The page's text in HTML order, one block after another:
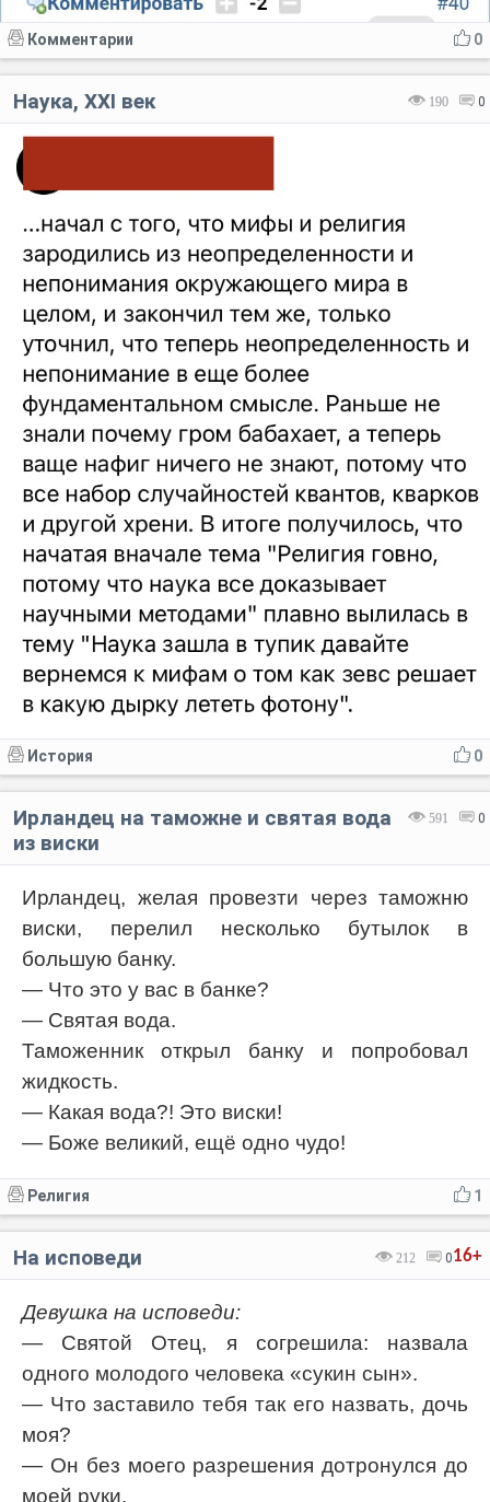
0
Комментарии
190 0
Наука, XXI век
0
История
591 0
Ирландец на таможне и святая вода
из виски
Ирландец, желая провезти через таможню
виски, перелил несколько бутылок в
большую банку.
— Что это у вас в банке?
— Святая вода.
Таможенник открыл банку и попробовал
жидкость.
— Какая вода?! Это виски!
— Боже великий, ещё одно чудо!
1
Религия
16+
212 0
На исповеди
Девушка на исповеди:
— Святой Отец, я согрешила: назвала
одного молодого человека «сукин сын».
— Что заставило тебя так его назвать, дочь
моя?
— Он без моего разрешения дотронулся до
моей руки.